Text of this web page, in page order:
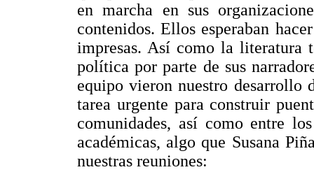
en marcha en sus
contenidos. Ellos esperaban
impresas. Así como la literatura
política por parte de sus
equipo vieron nuestro desarrollo
tarea urgente para construir
comunidades, así como entre
académicas, algo que Susana
nuestras reuniones: